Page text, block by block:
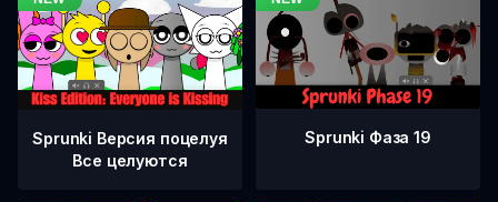
Sprunki Версия поцелуя
Все целуются
Sprunki Фаза 19